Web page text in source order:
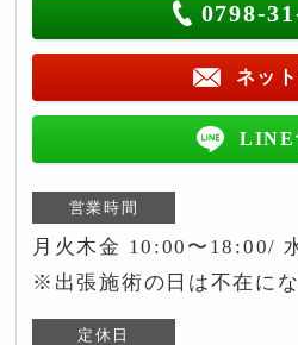
0798-
ネッ
LINE
営業時間
月火木金 10:00〜18:00/
※出張施術の日は不在にな
定休日